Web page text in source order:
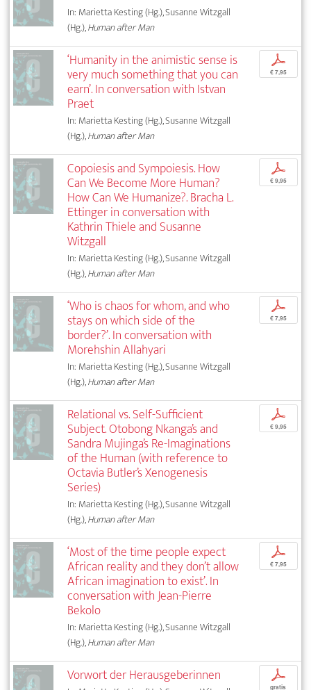
In: Marietta Kesting (Hg.), Susanne Witzgall
(Hg.),Human after Man
‘Humanity in the animistic sense is
very much something that you can
earn’. In conversation with Istvan
Praet
In: Marietta Kesting (Hg.), Susanne Witzgall
(Hg.),Human after Man
p
€ 7,95
Copoiesis and Sympoiesis. How
Can We Become More Human?
How Can We Humanize?. Bracha L.
Ettinger in conversation with
Kathrin Thiele and Susanne
Witzgall
In: Marietta Kesting (Hg.), Susanne Witzgall
(Hg.),Human after Man
p
€ 9,95
‘Who is chaos for whom, and who
stays on which side of the
border?’. In conversation with
Morehshin Allahyari
In: Marietta Kesting (Hg.), Susanne Witzgall
(Hg.),Human after Man
p
€ 7,95
Relational vs. Self-Sufficient
Subject. Otobong Nkanga’s and
Sandra Mujinga’s Re-Imaginations
of the Human (with reference to
Octavia Butler’s Xenogenesis
Series)
In: Marietta Kesting (Hg.), Susanne Witzgall
(Hg.),Human after Man
p
€ 9,95
‘Most of the time people expect
African reality and they don’t allow
African imagination to exist’. In
conversation with Jean-Pierre
Bekolo
In: Marietta Kesting (Hg.), Susanne Witzgall
(Hg.),Human after Man
p
€ 7,95
Vorwort der Herausgeberinnen p
gratis